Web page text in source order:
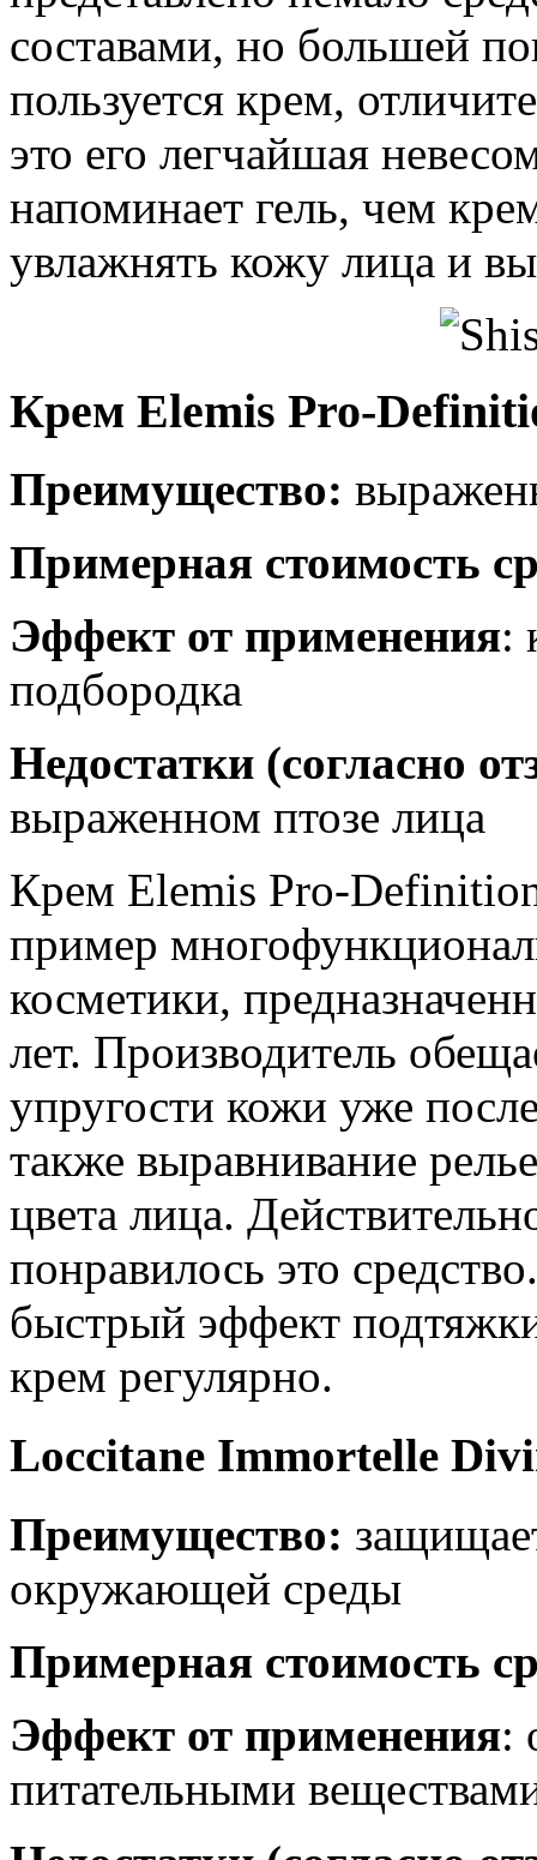
составами, но большей
пользуется крем,
это его легчайшая
напоминает гель, чем
увлажнять кожу лица и
Крем Elemis Pro-
Преимущество:
Примерная стоимость
Эффект от применения:
подбородка
Недостатки (согласно
выраженном птозе лица
Крем Elemis Pro-
пример
косметики,
лет. Производитель
упругости кожи уже
также выравнивание
цвета лица.
понравилось это
быстрый эффект
крем регулярно.
Loccitane Immortelle
Преимущество:
окружающей среды
Примерная стоимость
Эффект от применения:
питательными